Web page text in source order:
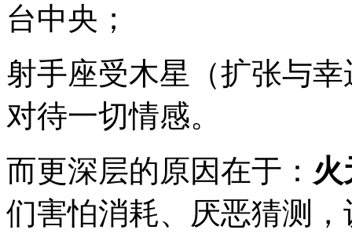
台中央；
射手座受木星（扩张与
对待一切情感。
而更深层的原因在于：
们害怕消耗、厌恶猜测